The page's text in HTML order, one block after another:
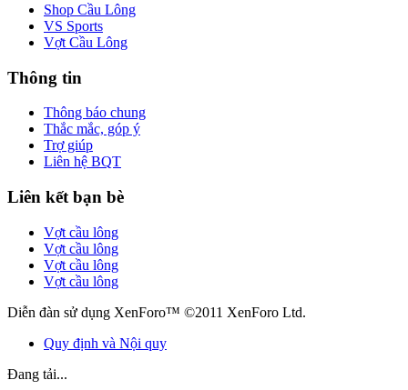
Shop Cầu Lông
VS Sports
Vợt Cầu Lông
Thông tin
Thông báo chung
Thắc mắc, góp ý
Trợ giúp
Liên hệ BQT
Liên kết bạn bè
Vợt cầu lông
Vợt cầu lông
Vợt cầu lông
Vợt cầu lông
Diễn đàn sử dụng XenForo™ ©2011 XenForo Ltd.
Quy định và Nội quy
Đang tải...